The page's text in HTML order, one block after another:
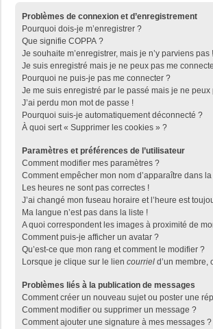
Problèmes de connexion et d’enregistrement
Pourquoi dois-je m’enregistrer ?
Que signifie COPPA ?
Je souhaite m’enregistrer, mais je n’y parviens pas !
Je suis enregistré mais je ne peux pas me
Pourquoi ne puis-je pas me connecter ?
Je me suis enregistré par le passé mais je ne
J’ai perdu mon mot de passe !
Pourquoi suis-je automatiquement déconnecté ?
À quoi sert « Supprimer les cookies » ?
Paramètres et préférences de l’utilisateur
Comment modifier mes paramètres ?
Comment empêcher mon nom d’apparaître dans
Les heures ne sont pas correctes !
J’ai changé mon fuseau horaire et l’heure est
Ma langue n’est pas dans la liste !
A quoi correspondent les images à proximité de
Comment puis-je afficher un avatar ?
Qu’est-ce que mon rang et comment le modifier ?
Lorsque je clique sur le lien courriel d’un membre,
Problèmes liés à la publication de messages
Comment créer un nouveau sujet ou poster une
Comment modifier ou supprimer un message ?
Comment ajouter une signature à mes messages ?